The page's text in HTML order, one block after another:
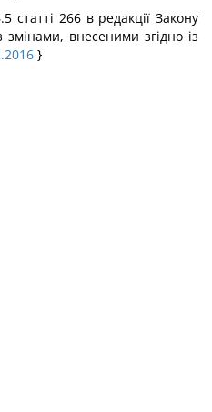
статті 266 в редакції Закону
змінами, внесеними згідно із
}